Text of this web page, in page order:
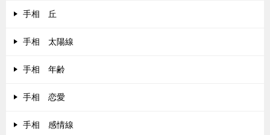
手相 丘
手相 太陽線
手相 年齢
手相 恋愛
手相 感情線